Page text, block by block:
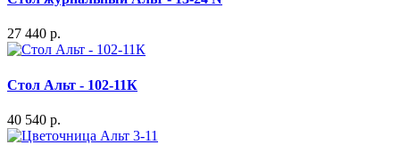
27 440 р.
Стол Альт - 102-11К
40 540 р.